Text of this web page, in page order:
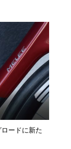
ロードに新た